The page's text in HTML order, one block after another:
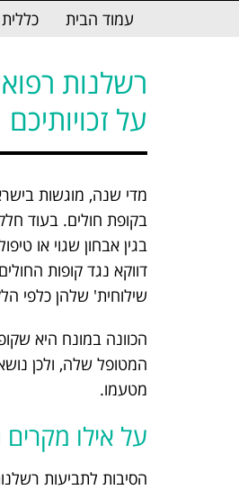
עמוד הבית כללית
רשלנות
על זכויותיכם
מדי שנה, מוגשות
בקופת חולים. בעוד
בגין אבחון שגוי או
דווקא נגד קופות
שילוחית' שלהן כלפי
הכוונה במונח היא
המטופל שלה, ולכן
מטעמו.
על אילו
הסיבות לתביעות